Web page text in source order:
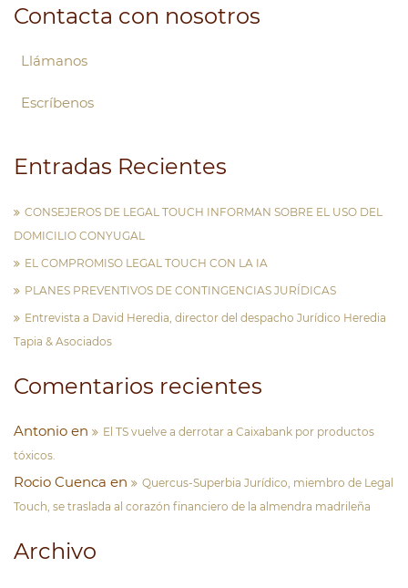
Contacta con nosotros
Llámanos
Escríbenos
Entradas Recientes
CONSEJEROS DE LEGAL TOUCH INFORMAN SOBRE EL USO DEL
DOMICILIO CONYUGAL
EL COMPROMISO LEGAL TOUCH CON LA IA
PLANES PREVENTIVOS DE CONTINGENCIAS JURÍDICAS
Entrevista a David Heredia, director del despacho Jurídico Heredia
Tapia & Asociados
Comentarios recientes
Antonio en
El TS vuelve a derrotar a Caixabank por productos
tóxicos.
Rocio Cuenca en
Quercus-Superbia Jurídico, miembro de Legal
Touch, se traslada al corazón financiero de la almendra madrileña
Archivo